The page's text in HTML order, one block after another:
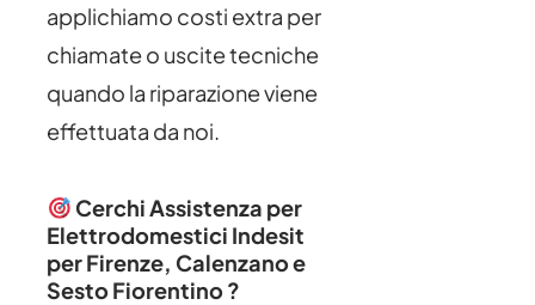
applichiamo costi extra per
chiamate o uscite tecniche
quando la riparazione viene
effettuata da noi.
Cerchi Assistenza per
Elettrodomestici Indesit
per Firenze, Calenzano e
Sesto Fiorentino ?